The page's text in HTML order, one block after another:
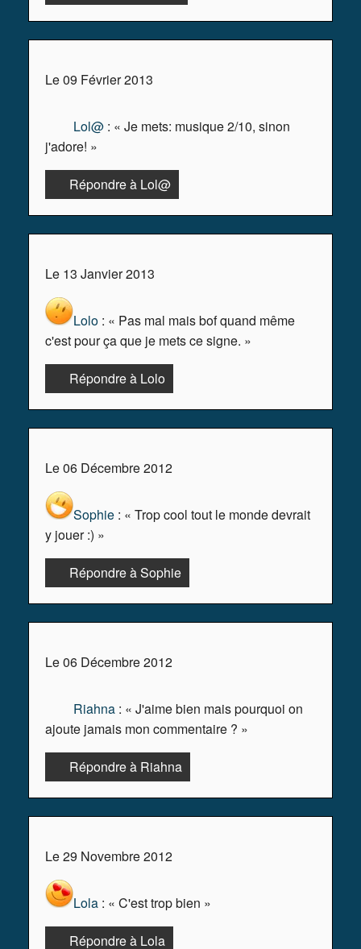
Le 09 Février 2013
Lol@ : « Je mets: musique 2/10, sinon
j'adore! »
Répondre à Lol@
Le 13 Janvier 2013
Lolo : « Pas mal mais bof quand même
c'est pour ça que je mets ce signe. »
Répondre à Lolo
Le 06 Décembre 2012
Sophie : « Trop cool tout le monde devrait
y jouer :) »
Répondre à Sophie
Le 06 Décembre 2012
Riahna : « J'aime bien mais pourquoi on
ajoute jamais mon commentaire ? »
Répondre à Riahna
Le 29 Novembre 2012
Lola : « C'est trop bien »
Répondre à Lola